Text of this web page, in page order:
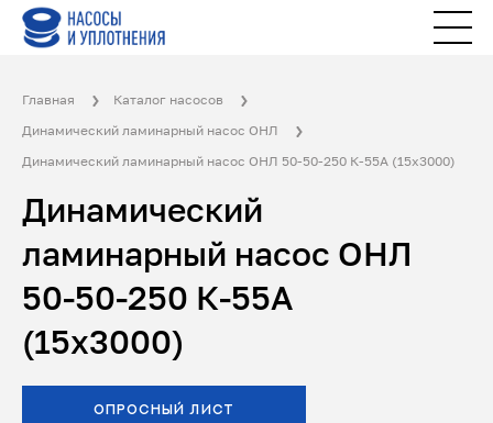
Главная
Каталог насосов
Динамический ламинарный насос ОНЛ
Динамический ламинарный насос ОНЛ 50-50-250 К-55А (15x3000)
Динамический
ламинарный насос ОНЛ
50-50-250 К-55А
(15x3000)
ОПРОСНЫЙ ЛИСТ